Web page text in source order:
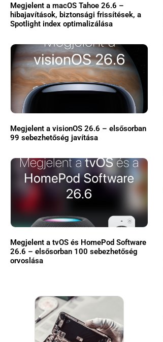
Megjelent a macOS Tahoe 26.6 –
hibajavítások, biztonsági frissítések, a
Spotlight index optimalizálása
Megjelent a visionOS 26.6 – elsősorban
99 sebezhetőség javítása
Megjelent a tvOS és HomePod Software
26.6 – elsősorban 100 sebezhetőség
orvoslása